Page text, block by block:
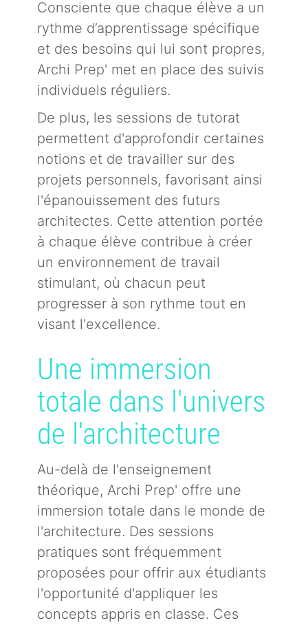
Consciente que chaque élève a un
rythme d’apprentissage spécifique
et des besoins qui lui sont propres,
Archi Prep' met en place des suivis
individuels réguliers.
De plus, les sessions de tutorat
permettent d'approfondir certaines
notions et de travailler sur des
projets personnels, favorisant ainsi
l'épanouissement des futurs
architectes. Cette attention portée
à chaque élève contribue à créer
un environnement de travail
stimulant, où chacun peut
progresser à son rythme tout en
visant l'excellence.
Une immersion
totale dans l'univers
de l'architecture
Au-delà de l'enseignement
théorique, Archi Prep' offre une
immersion totale dans le monde de
l'architecture. Des sessions
pratiques sont fréquemment
proposées pour offrir aux étudiants
l'opportunité d'appliquer les
concepts appris en classe. Ces